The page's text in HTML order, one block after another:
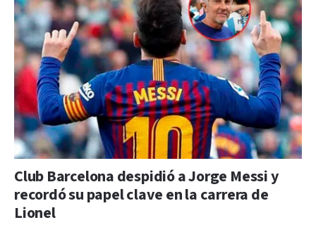
Club Barcelona despidió a Jorge Messi y
recordó su papel clave en la carrera de
Lionel